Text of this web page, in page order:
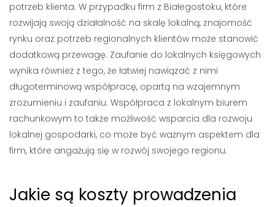
potrzeb klienta. W przypadku firm z Białegostoku, które
rozwijają swoją działalność na skalę lokalną, znajomość
rynku oraz potrzeb regionalnych klientów może stanowić
dodatkową przewagę. Zaufanie do lokalnych księgowych
wynika również z tego, że łatwiej nawiązać z nimi
długoterminową współpracę, opartą na wzajemnym
zrozumieniu i zaufaniu. Współpraca z lokalnym biurem
rachunkowym to także możliwość wsparcia dla rozwoju
lokalnej gospodarki, co może być ważnym aspektem dla
firm, które angażują się w rozwój swojego regionu.
Jakie są koszty prowadzenia